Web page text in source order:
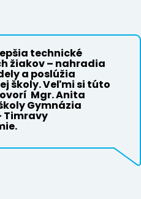
technické
žiakov – nahradia
a poslúžia
školy. Veľmi si túto
Mgr. Anita
Gymnázia
Timravy